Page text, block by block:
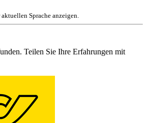
Sprache anzeigen.
Teilen Sie Ihre Erfahrungen mit